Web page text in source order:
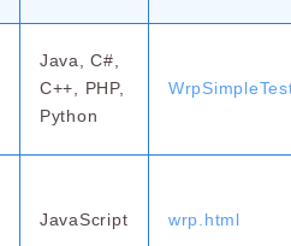
Java, C#,
C++, PHP,
Python
JavaScript wrp.html